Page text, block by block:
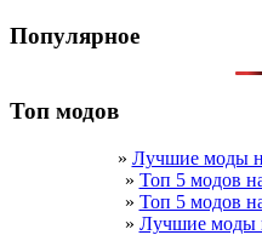
Популярное
Топ модов
» Лучшие моды
» Топ 5 модов
» Топ 5 модов
» Лучшие моды